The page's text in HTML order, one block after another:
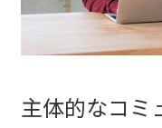
主体的なコミ